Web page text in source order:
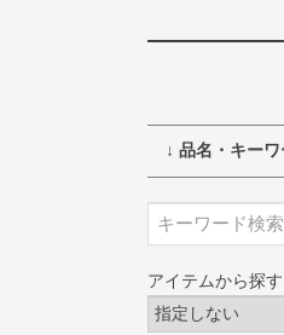
↓ 品名・キー
アイテムから探す